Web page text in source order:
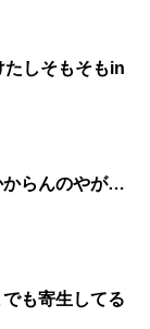
たしそもそもin
からんのやが…
も寄生してる